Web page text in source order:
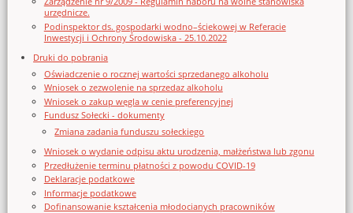
urzędnicze.
Podinspektor ds. gospodarki wodno–ściekowej w Referacie
Inwestycji i Ochrony Środowiska - 25.10.2022
Druki do pobrania
Oświadczenie o rocznej wartości sprzedanego alkoholu
Wniosek o zezwolenie na sprzedaz alkoholu
Wniosek o zakup węgla w cenie preferencyjnej
Fundusz Sołecki - dokumenty
Zmiana zadania funduszu sołeckiego
Wniosek o wydanie odpisu aktu urodzenia, małżeństwa lub zgonu
Przedłużenie terminu płatności z powodu COVID-19
Deklaracje podatkowe
Informacje podatkowe
Dofinansowanie kształcenia młodocianych pracowników